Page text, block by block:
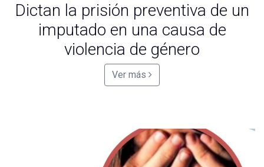
Dictan la prisión preventiva de un
imputado en una causa de
violencia de género
Ver más